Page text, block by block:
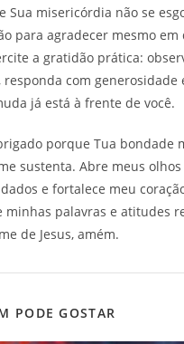
Sua misericórdia não se
para agradecer mesmo em
a gratidão prática:
com generosidade
já está à frente de você.
porque Tua bondade
sustenta. Abre meus
e fortalece meu
minhas palavras e atitudes
de Jesus, amém.
PODE GOSTAR